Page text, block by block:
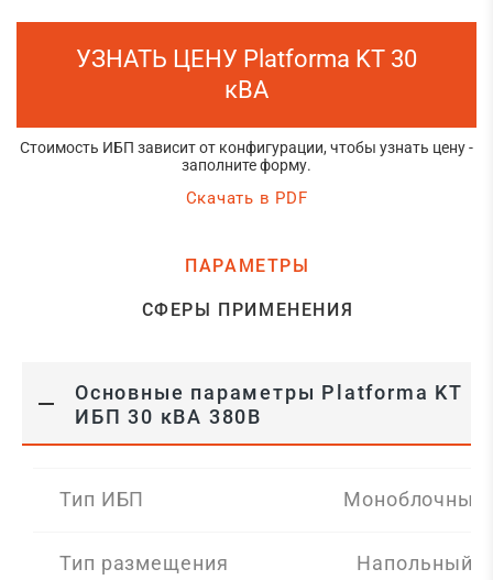
УЗНАТЬ ЦЕНУ Platforma KT 30
кВА
Стоимость ИБП зависит от конфигурации, чтобы узнать цену -
заполните форму.
Скачать в PDF
ПАРАМЕТРЫ
СФЕРЫ ПРИМЕНЕНИЯ
Основные параметры Platforma KT
ИБП 30 кВА 380В
Тип ИБП Моноблочный
Тип размещения Напольный